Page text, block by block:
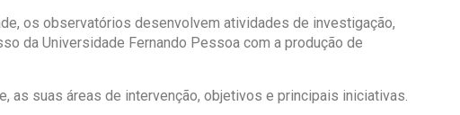
os observatórios desenvolvem atividades de investigação,
da Universidade Fernando Pessoa com a produção de
suas áreas de intervenção, objetivos e principais iniciativas.